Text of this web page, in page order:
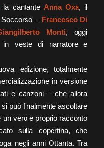
la cantante Anna Oxa, il
Soccorso – Francesco Di
Monti, oggi
in veste di narratore e
edizione, totalmente
in versione
e canzoni – che allora
può finalmente ascoltare
un vero e proprio racconto
sulla copertina, che
negli anni Ottanta. Tra